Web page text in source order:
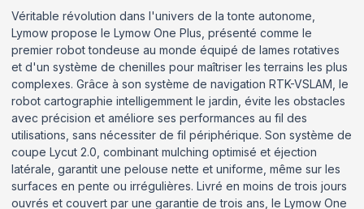
Véritable révolution dans l'univers de la tonte autonome,
Lymow propose le Lymow One Plus, présenté comme le
premier robot tondeuse au monde équipé de lames rotatives
et d'un système de chenilles pour maîtriser les terrains les plus
complexes. Grâce à son système de navigation RTK-VSLAM, le
robot cartographie intelligemment le jardin, évite les obstacles
avec précision et améliore ses performances au fil des
utilisations, sans nécessiter de fil périphérique. Son système de
coupe Lycut 2.0, combinant mulching optimisé et éjection
latérale, garantit une pelouse nette et uniforme, même sur les
surfaces en pente ou irrégulières. Livré en moins de trois jours
ouvrés et couvert par une garantie de trois ans, le Lymow One